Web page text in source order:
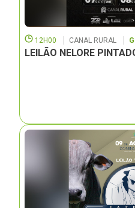
12H00 CANAL RURAL
LEILÃO NELORE